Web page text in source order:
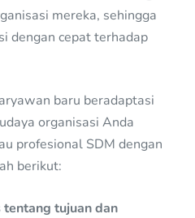
mereka, sehingga
dengan cepat terhadap
baru beradaptasi
organisasi Anda
profesional SDM dengan
berikut:
tentang tujuan dan